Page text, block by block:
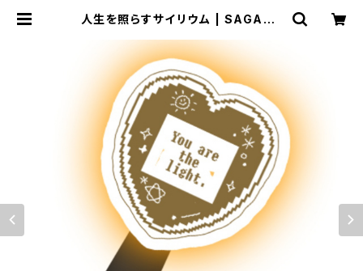
人生を照らすサイリウム | SAGANP